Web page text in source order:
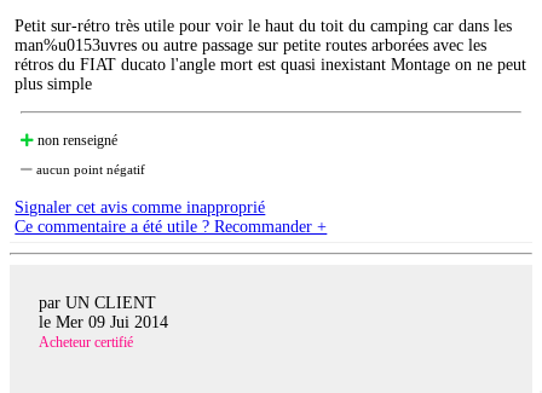
Petit sur-rétro très utile pour voir le haut du toit du camping car dans les
man%u0153uvres ou autre passage sur petite routes arborées avec les
rétros du FIAT ducato l'angle mort est quasi inexistant Montage on ne peut
plus simple
non renseigné
aucun point négatif
Signaler cet avis comme inapproprié
Ce commentaire a été utile ? Recommander +
par UN CLIENT
le Mer 09 Jui 2014
Acheteur certifié